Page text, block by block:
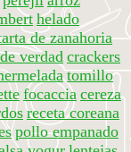
helado
de zanahoria
verdad crackers
tomillo
focaccia cereza
receta coreana
pollo empanado